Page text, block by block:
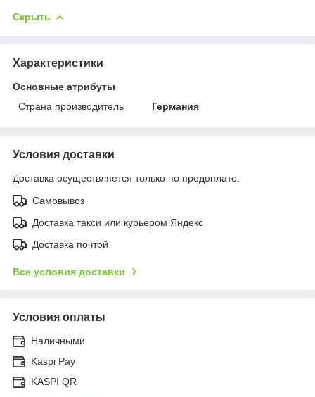
Скрыть
Характеристики
Основные атрибуты
Страна производитель
Германия
Условия доставки
Доставка осуществляется только по предоплате.
Самовывоз
Доставка такси или курьером Яндекс
Доставка почтой
Все условия доставки
Условия оплаты
Наличными
Kaspi Pay
KASPI QR